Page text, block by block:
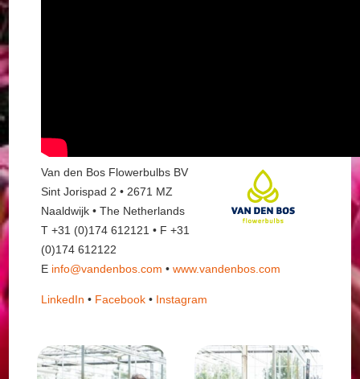
Van den Bos Flowerbulbs BV
Sint Jorispad 2 • 2671 MZ
Naaldwijk • The Netherlands
T +31 (0)174 612121 • F +31
(0)174 612122
E info@vandenbos.com•www.vandenbos.com
LinkedIn • Facebook • Instagram